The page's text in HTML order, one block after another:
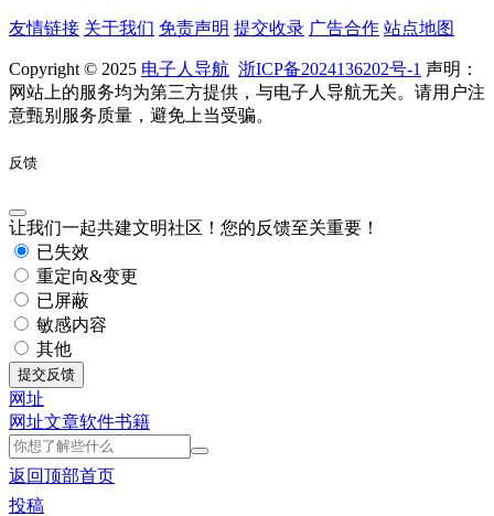
友情链接 关于我们 免责声明 提交收录 广告合作 站点地图
Copyright © 2025 电子人导航 浙ICP备2024136202号-1 声明：
网站上的服务均为第三方提供，与电子人导航无关。请用户注
意甄别服务质量，避免上当受骗。
反馈
让我们一起共建文明社区！您的反馈至关重要！
已失效
重定向&变更
已屏蔽
敏感内容
其他
提交反馈
网址
网址文章软件书籍
返回顶部首页
投稿